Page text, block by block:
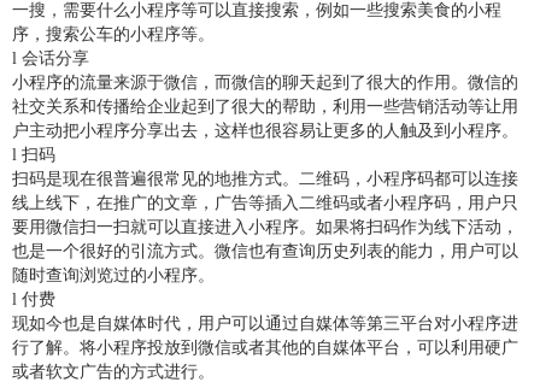
一搜，需要什么小程序等可以直接搜索，例如一些搜索美食的小程
序，搜索公车的小程序等。
l 会话分享
小程序的流量来源于微信，而微信的聊天起到了很大的作用。微信的
社交关系和传播给企业起到了很大的帮助，利用一些营销活动等让用
户主动把小程序分享出去，这样也很容易让更多的人触及到小程序。
l 扫码
扫码是现在很普遍很常见的地推方式。二维码，小程序码都可以连接
线上线下，在推广的文章，广告等插入二维码或者小程序码，用户只
要用微信扫一扫就可以直接进入小程序。如果将扫码作为线下活动，
也是一个很好的引流方式。微信也有查询历史列表的能力，用户可以
随时查询浏览过的小程序。
l 付费
现如今也是自媒体时代，用户可以通过自媒体等第三平台对小程序进
行了解。将小程序投放到微信或者其他的自媒体平台，可以利用硬广
或者软文广告的方式进行。